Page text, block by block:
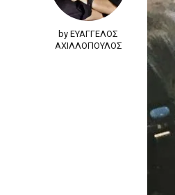
by ΕΥΑΓΓΕΛΟΣ
ΑΧΙΛΛΟΠΟΥΛΟΣ